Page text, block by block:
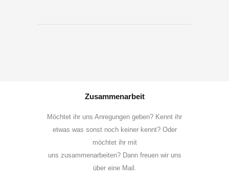
Zusammenarbeit
Möchtet ihr uns Anregungen geben? Kennt ihr
etwas was sonst noch keiner kennt? Oder
möchtet ihr mit
uns zusammenarbeiten? Dann freuen wir uns
über eine Mail.